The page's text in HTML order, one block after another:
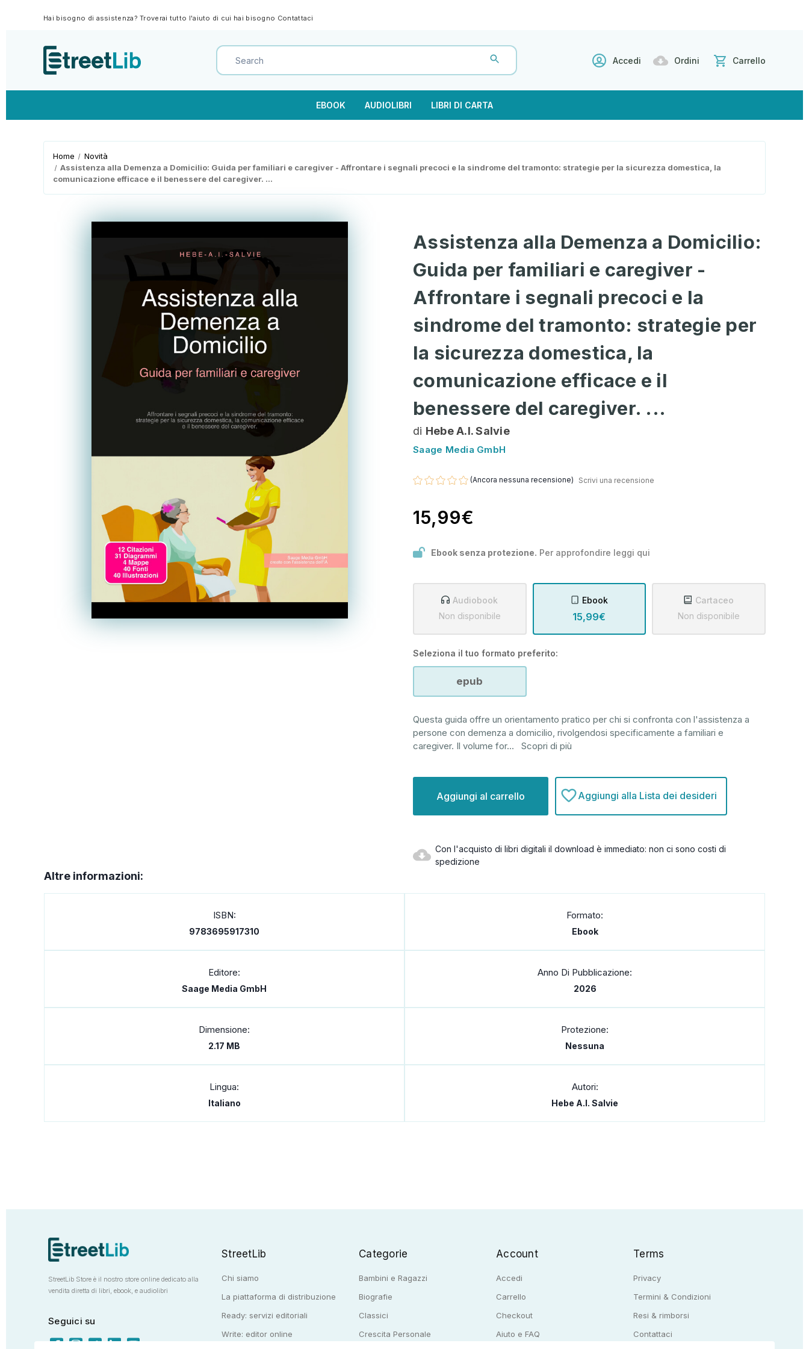
Hai bisogno di assistenza? Troverai tutto l'aiuto di cui hai bisogno Contattaci
Accedi Ordini Carrello
EBOOK AUDIOLIBRI LIBRI DI CARTA
Home
Novità
Assistenza alla Demenza a Domicilio: Guida per familiari e caregiver - Affrontare i segnali precoci e la sindrome del tramonto: strategie per la sicurezza domestica, la
comunicazione efficace e il benessere del caregiver. ...
Assistenza alla Demenza a Domicilio:
Guida per familiari e caregiver -
Affrontare i segnali precoci e la
sindrome del tramonto: strategie per
la sicurezza domestica, la
comunicazione efficace e il
benessere del caregiver. ...
di Hebe A.I. Salvie
Saage Media GmbH
(Ancora nessuna recensione) Scrivi una recensione
15,99€
Ebook senza protezione. Per approfondire leggi qui
Audiobook
Non disponibile
Ebook
15,99€
Cartaceo
Non disponibile
Seleziona il tuo formato preferito:
epub
Questa guida offre un orientamento pratico per chi si confronta con l'assistenza a
persone con demenza a domicilio, rivolgendosi specificamente a familiari e
caregiver. Il volume for... Scopri di più
attuale:
Aggiungi alla Lista dei desideri
Con l'acquisto di libri digitali il download è immediato: non ci sono costi di
spedizione
Altre informazioni:
ISBN:
9783695917310
Formato:
Ebook
Editore:
Saage Media GmbH
Anno Di Pubblicazione:
2026
Dimensione:
2.17 MB
Protezione:
Nessuna
Lingua:
Italiano
Autori:
Hebe A.I. Salvie
StreetLib Store è il nostro store online dedicato alla
vendita diretta di libri, ebook, e audiolibri
Seguici su
StreetLib
Chi siamo
La piattaforma di distribuzione
Ready: servizi editoriali
Write: editor online
Categorie
Bambini e Ragazzi
Biografie
Classici
Crescita Personale
Account
Accedi
Carrello
Checkout
Aiuto e FAQ
Terms
Privacy
Termini & Condizioni
Resi & rimborsi
Contattaci